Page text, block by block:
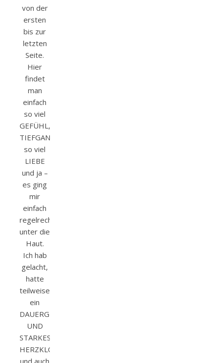
von der
ersten
bis zur
letzten
Seite.
Hier
findet
man
einfach
so viel
GEFÜHL,
TIEFGANG,
so viel
LIEBE
und ja –
es ging
mir
einfach
regelrecht
unter die
Haut.
Ich hab
gelacht,
hatte
teilweise
ein
DAUERGRINSEN
UND
STARKES
HERZKLOPFEN
und auch